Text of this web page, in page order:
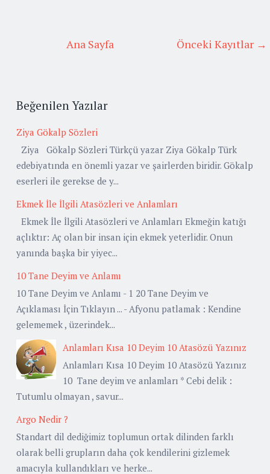
Önceki Kayıtlar →
Ana Sayfa
Beğenilen Yazılar
Ziya Gökalp Sözleri
Ziya Gökalp Sözleri Türkçü yazar Ziya Gökalp Türk
edebiyatında en önemli yazar ve şairlerden biridir. Gökalp
eserleri ile gerekse de y...
Ekmek İle İlgili Atasözleri ve Anlamları
Ekmek İle İlgili Atasözleri ve Anlamları Ekmeğin katığı
açlıktır: Aç olan bir insan için ekmek yeterlidir. Onun
yanında başka bir yiyec...
10 Tane Deyim ve Anlamı
10 Tane Deyim ve Anlamı - 1 20 Tane Deyim ve
Açıklaması İçin Tıklayın ... - Afyonu patlamak : Kendine
gelememek , üzerindek...
Anlamları Kısa 10 Deyim 10 Atasözü Yazınız
Anlamları Kısa 10 Deyim 10 Atasözü Yazınız
10 Tane deyim ve anlamları * Cebi delik :
Tutumlu olmayan , savur...
Argo Nedir ?
Standart dil dediğimiz toplumun ortak dilinden farklı
olarak belli grupların daha çok kendilerini gizlemek
amacıyla kullandıkları ve herke...